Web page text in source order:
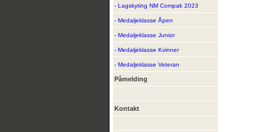
- Lagskyting NM Compak 2023
- Medaljeklasse Åpen
- Medaljeklasse Junior
- Medaljeklasse Kvinner
- Medaljeklasse Veteran
Påmelding
Kontakt